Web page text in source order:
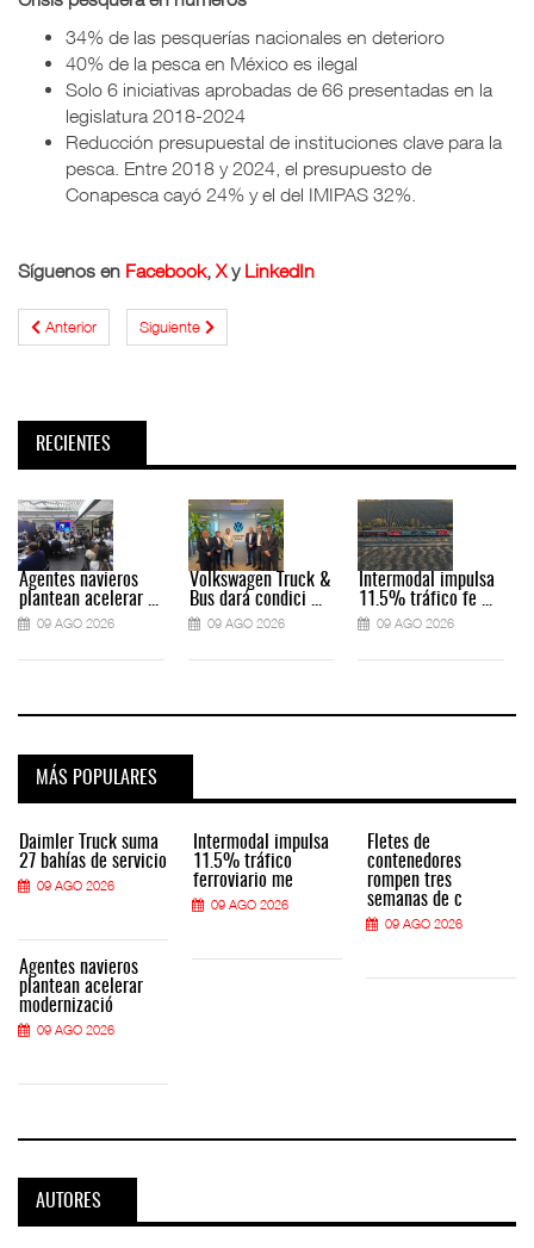
34% de las pesquerías nacionales en deterioro
40% de la pesca en México es ilegal
Solo 6 iniciativas aprobadas de 66 presentadas en la
legislatura 2018-2024
Reducción presupuestal de instituciones clave para la
pesca. Entre 2018 y 2024, el presupuesto de
Conapesca cayó 24% y el del IMIPAS 32%.
Síguenos en Facebook, Xy LinkedIn
Anterior Siguiente
RECIENTES
Agentes navieros
plantean acelerar ...
09 AGO 2026
Volkswagen Truck &
Bus dará condici ...
09 AGO 2026
Intermodal impulsa
11.5% tráfico fe ...
09 AGO 2026
MÁS POPULARES
Daimler Truck suma
27 bahías de servicio
09 AGO 2026
Agentes navieros
plantean acelerar
modernizació
09 AGO 2026
Intermodal impulsa
11.5% tráfico
ferroviario me
09 AGO 2026
Fletes de
contenedores
rompen tres
semanas de c
09 AGO 2026
AUTORES